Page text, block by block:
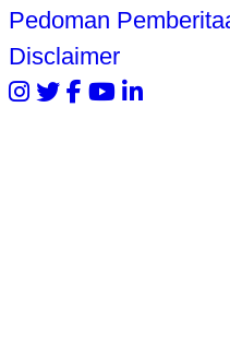
Pedoman
Disclaimer